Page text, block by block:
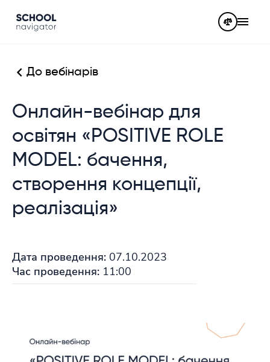
До вебінарів
Онлайн-вебінар для
освітян «POSITIVE ROLE
MODEL: бачення,
створення концепції,
реалізація»
Дата проведення: 07.10.2023
Час проведення: 11:00